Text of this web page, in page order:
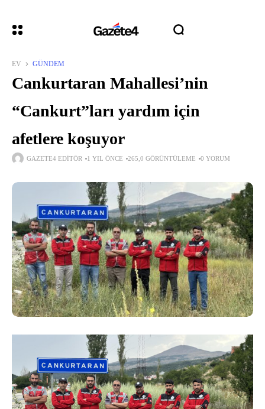
EV GÜNDEM
Cankurtaran Mahallesi’nin
“Cankurt”ları yardım için
afetlere koşuyor
GAZETE4 EDITÖR 1 YIL ÖNCE 265,0 GÖRÜNTÜLEME 0 YORUM